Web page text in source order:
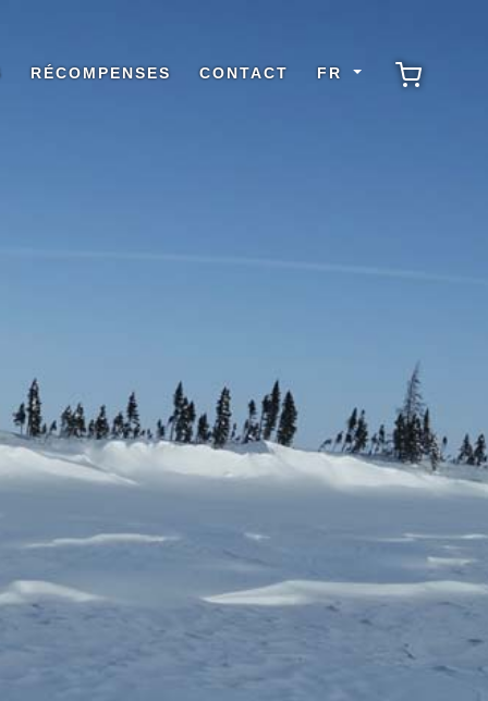
RÉCOMPENSES CONTACT FR